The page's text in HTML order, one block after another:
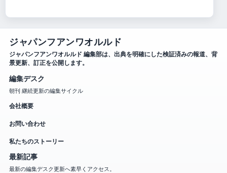
ジャパンフアンワオルルド
ジャパンフアンワオルルド 編集部は、出典を明確にした検証済みの報道、背
景更新、訂正を公開します。
編集デスク
朝刊 継続更新の編集サイクル
会社概要
お問い合わせ
私たちのストーリー
最新記事
最新の編集デスク更新へ素早くアクセス。